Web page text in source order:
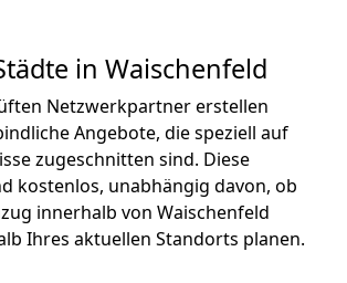
in Waischenfeld
Netzwerkpartner erstellen
Angebote, die speziell auf
zugeschnitten sind. Diese
kostenlos, unabhängig davon, ob
innerhalb von Waischenfeld
Ihres aktuellen Standorts planen.